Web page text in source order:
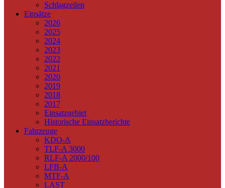
Schlagzeilen
Einsätze
2026
2025
2024
2023
2022
2021
2020
2019
2018
2017
Einsatzgebiet
Historische Einsatzberichte
Fahrzeuge
KDO-A
TLF-A 3000
RLF-A 2000/100
LFB-A
MTF-A
LAST